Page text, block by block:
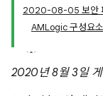
2020-08-05 보안
AMLogic 구성요소
2020년 8월 3일